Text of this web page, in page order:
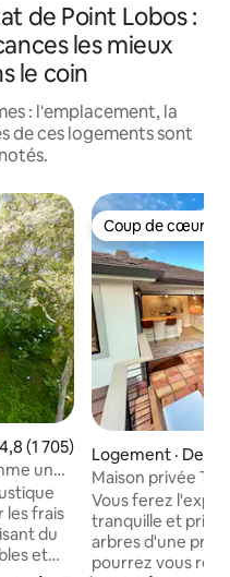
de Point Lobos :
les mieux
le coin
: l'emplacement, la
de ces logements sont
moyenne de 4,8 sur 5, 1
4,8 (1 705)
une
les frais
du
et
Coup de cœur
Coup de cœur
Logement · Del
st
Maison privée
Vous ferez
tranquille et privé
arbres d'une
pourrez vous